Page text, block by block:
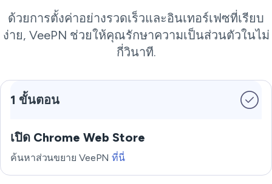
ด้วยการตั้งค่าอย่างรวดเร็วและอินเทอร์เฟซที่เรียบ
ง่าย, VeePN ช่วยให้คุณรักษาความเป็นส่วนตัวในไม่
กี่วินาที.
1 ขั้นตอน
เปิด Chrome Web Store
ค้นหาส่วนขยาย VeePNที่นี่